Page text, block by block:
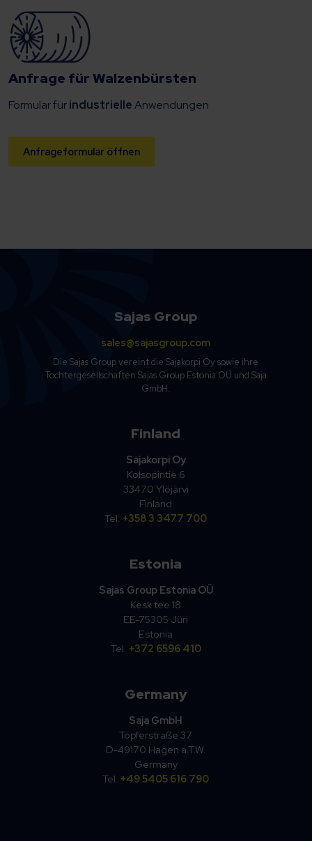
Anfrage für Walzenbürsten
Formular fürindustrielleAnwendungen
Anfrageformular öffnen
Sajas Group
sales@sajasgroup.com
Die Sajas Group vereint die Sajakorpi Oy sowie ihre
Tochtergesellschaften Sajas Group Estonia OÜ und Saja
GmbH.
Finland
Sajakorpi Oy
Kolsopintie 6
33470 Ylöjärvi
Finland
Tel. +358 3 3477 700
Estonia
Sajas Group Estonia OÜ
Kesk tee 18
EE-75305 Jüri
Estonia
Tel. +372 6596 410
Germany
Saja GmbH
Töpferstraße 37
D-49170 Hagen a.T.W.
Germany
Tel. +49 5405 616 790